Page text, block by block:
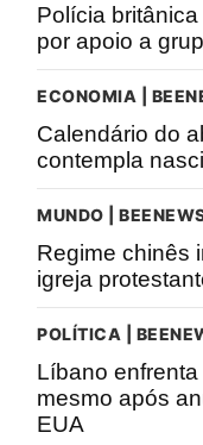
Polícia
por apoio a
ECONOMIA |
Calendário do
contempla
MUNDO |
Regime chinês
igreja
POLÍTICA |
Líbano
mesmo após
EUA